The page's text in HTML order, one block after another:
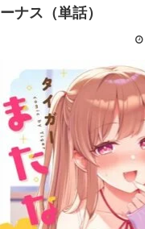
ーナス（単話）